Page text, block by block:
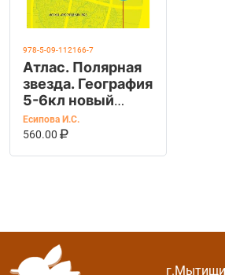
978-5-09-112166-7
Атлас. Полярная
звезда. География
5-6кл новый
ФГОС. С новыми
регионами РФ
Есипова И.С.
560.00
В КОРЗИНУ